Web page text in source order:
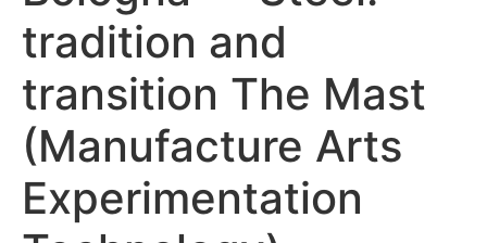
tradition and
transition The Mast
(Manufacture Arts
Experimentation